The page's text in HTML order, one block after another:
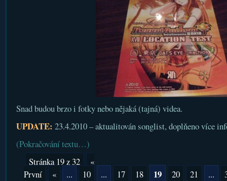
Snad budou brzo i fotky nebo nějaká (tajná) videa.
UPDATE: 23.4.2010 – aktualitován songlist, doplňeno více
(Pokračování textu…)
Stránka 19 z 32
«
První
« ... 10 ... 17 18 19 20 21 ...